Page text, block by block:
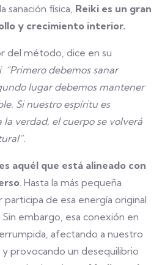
sanación física, Reiki es un gran
y crecimiento interior.
del método, dice en su
: “Primero debemos sanar
lugar debemos mantener
Si nuestro espíritu es
verdad, el cuerpo se volverá
aquél que está alineado con
. Hasta la más pequeña
de esa energía original
embargo, esa conexión en
afectando a nuestro
provocando un desequilibrio